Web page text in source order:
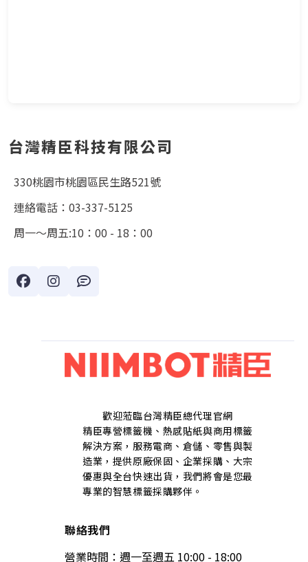
台灣精臣科技有限公司
330桃園市桃園區民生路521號
連絡電話：03-337-5125
周一～周五:10：00 - 18：00
歡迎蒞臨台灣精臣總代理官網
精臣專營標籤機、熱感貼紙與商用標籤
解決方案，服務電商、倉儲、零售與製
造業，提供原廠保固、企業採購、大宗
優惠與全台快速出貨，我們將會是您最
專業的智慧標籤採購夥伴。
聯絡我們
營業時間：週一至週五 10:00 - 18:00